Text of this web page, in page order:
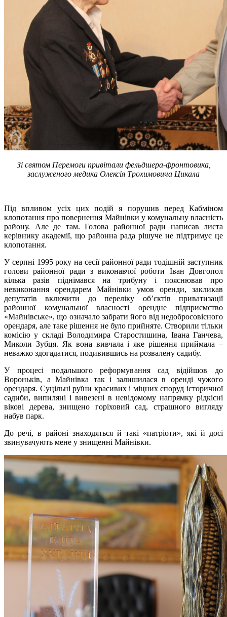
Зі святом Перемоги привітали фельдшера-фронтовика,
заслуженого медика Олексія Трохимовича Цикала
Під впливом усіх цих подій я порушив перед Кабміном
клопотання про повернення Майнівки у комунальну власність
району. Але де там. Голова районної ради написав листа
керівнику академії, що районна рада рішуче не підтримує це
клопотання.
У серпні 1995 року на сесії районної ради тодішній заступник
голови районної ради з виконавчої роботи Іван Довгопол
кілька разів піднімався на трибуну і пояснював про
невиконання орендарем Майнівки умов оренди, закликав
депутатів включити до переліку об’єктів приватизації
районної комунальної власності орендне підприємство
«Майнівське», що означало забрати його від недобросовісного
орендаря, але таке рішення не було прийняте. Створили тільки
комісію у складі Володимира Старостишина, Івана Ганчева,
Миколи Зубця. Як вона вивчала і яке рішення приймала –
неважко здогадатися, подивившись на розвалену садибу.
У процесі подальшого реформування сад відійшов до
Вороньків, а Майнівка так і залишилася в оренді чужого
орендаря. Суцільні руїни красивих і міцних споруд історичної
садиби, випиляні і вивезені в невідомому напрямку рідкісні
вікові дерева, знищено горіховий сад, страшного вигляду
набув парк.
До речі, в районі знаходяться й такі «патріоти», які й досі
звинувачують мене у знищенні Майнівки.